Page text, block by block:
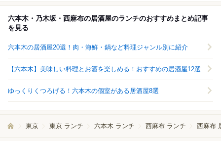
六本木・乃木坂・西麻布の居酒屋のランチのおすすめまとめ記事
を見る
六本木の居酒屋20選！肉・海鮮・鍋など料理ジャンル別に紹介
【六本木】美味しい料理とお酒を楽しめる！おすすめの居酒屋12選
ゆっくりくつろげる！六本木の個室がある居酒屋8選
東京 東京 ランチ 六本木 ランチ 西麻布 ランチ 西麻布